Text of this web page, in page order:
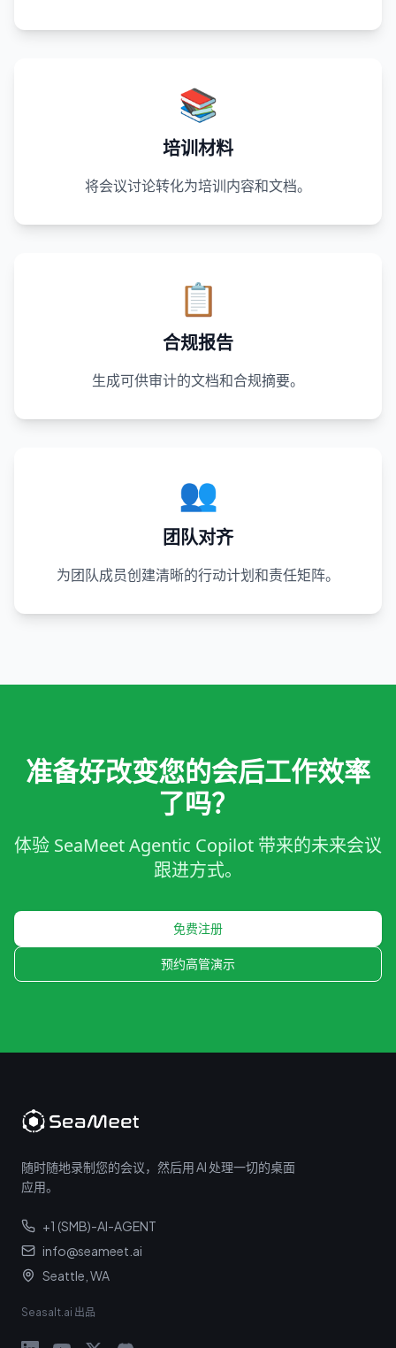
📚
培训材料
将会议讨论转化为培训内容和文档。
📋
合规报告
生成可供审计的文档和合规摘要。
👥
团队对齐
为团队成员创建清晰的行动计划和责任矩阵。
准备好改变您的会后工作效率
了吗？
体验 SeaMeet Agentic Copilot 带来的未来会议
跟进方式。
免费注册
预约高管演示
随时随地录制您的会议，然后用 AI 处理一切的桌面
应用。
+1 (SMB)-AI-AGENT
info@seameet.ai
Seattle, WA
Seasalt.ai 出品